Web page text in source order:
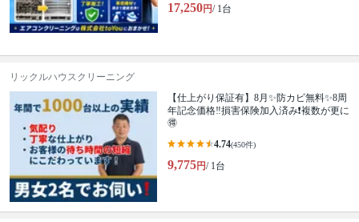
17,250円/ 1台
リックルハウスクリーニング
【仕上がり保証有】8月✨️防カビ無料✨️8周
年記念価格‼️損害保険加入済み❗️複数が更に
🉐
4.74(450件)
9,775円/ 1台